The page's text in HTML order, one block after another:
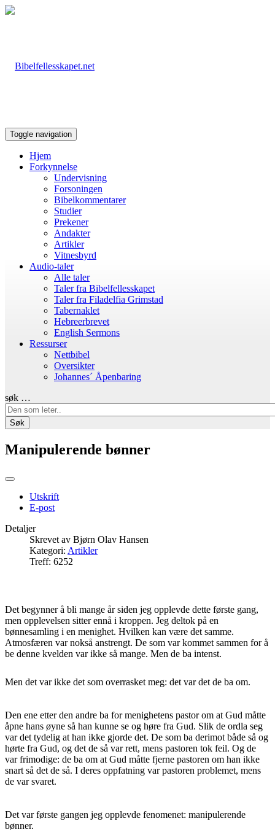
Toggle navigation
Hjem
Forkynnelse
Undervisning
Forsoningen
Bibelkommentarer
Studier
Prekener
Andakter
Artikler
Vitnesbyrd
Audio-taler
Alle taler
Taler fra Bibelfellesskapet
Taler fra Filadelfia Grimstad
Tabernaklet
Hebreerbrevet
English Sermons
Ressurser
Nettbibel
Oversikter
Johannes´ Åpenbaring
søk …
Søk
Manipulerende bønner
Utskrift
E-post
Detaljer
Skrevet av Bjørn Olav Hansen
Kategori: Artikler
Treff: 6252
Det begynner å bli mange år siden jeg opplevde dette første gang,
men opplevelsen sitter ennå i kroppen. Jeg deltok på en
bønnesamling i en menighet. Hvilken kan være det samme.
Atmosfæren var nokså anstrengt. De som var kommet sammen for å
be denne kvelden var ikke så mange. Men de ba intenst.
Men det var ikke det som overrasket meg: det var det de ba om.
Den ene etter den andre ba for menighetens pastor om at Gud måtte
åpne hans øyne så han kunne se og høre fra Gud. Slik de ordla seg
var det tydelig at han ikke gjorde det. De som ba derimot både så og
hørte fra Gud, og det de så var rett, mens pastoren tok feil. Og de
var frimodige: de ba om at Gud måtte fjerne pastoren om han ikke
snart så det de så. I deres oppfatning var pastoren problemet, mens
de var svaret.
Det var første gangen jeg opplevde fenomenet: manipulerende
bønner.